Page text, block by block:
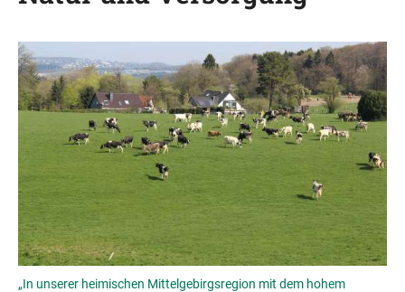
„In unserer heimischen Mittelgebirgsregion mit dem hohem